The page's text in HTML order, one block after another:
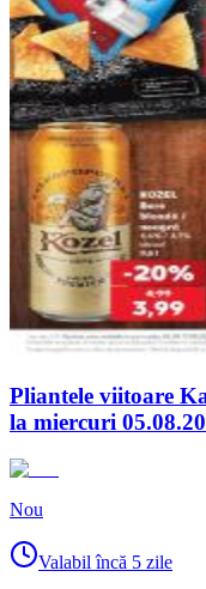
Pliantele viitoare
la miercuri
Nou
Valabil încă 5 zile